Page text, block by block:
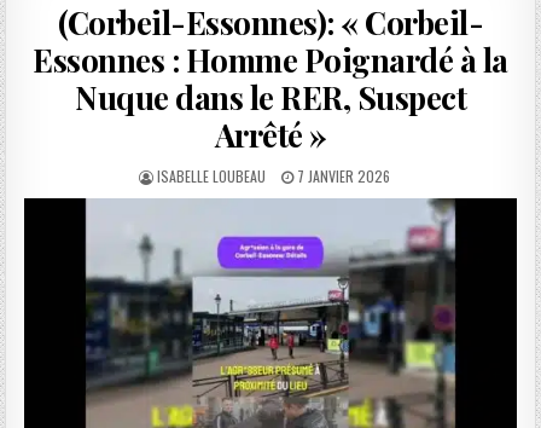
(Corbeil-Essonnes): « Corbeil-
Essonnes : Homme Poignardé à la
Nuque dans le RER, Suspect
Arrêté »
AUTHOR:
ISABELLE LOUBEAU
PUBLISHED
DATE:
7 JANVIER 2026